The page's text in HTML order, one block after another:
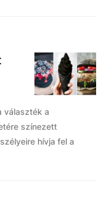
választék a
színezett
hívja fel a